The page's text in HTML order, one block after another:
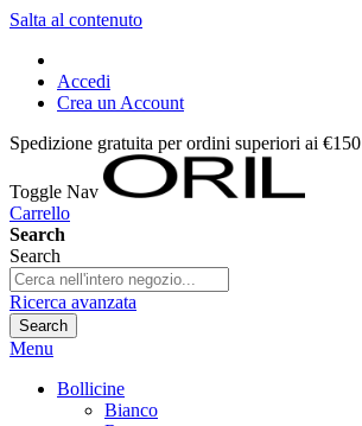
Salta al contenuto
Accedi
Crea un Account
Spedizione gratuita per ordini superiori ai €150
Toggle Nav
Carrello
Search
Search
Ricerca avanzata
Search
Menu
Bollicine
Bianco